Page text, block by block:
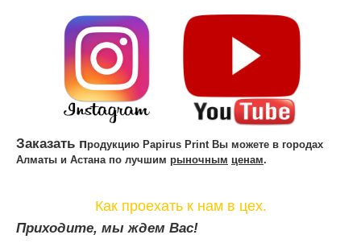
Заказать продукцию Papirus Print Вы можете в городах
Алматы и Астана по лучшим рыночным ценам.
Как проехать к нам в цех.
Приходите, мы ждем Вас!